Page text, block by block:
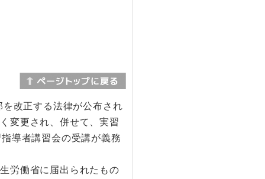
改正する法律が公布され
変更され、併せて、実習
導者講習会の受講が義務
労働省に届出られたもの